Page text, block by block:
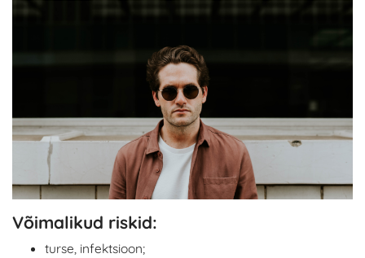
Võimalikud riskid:
turse, infektsioon;